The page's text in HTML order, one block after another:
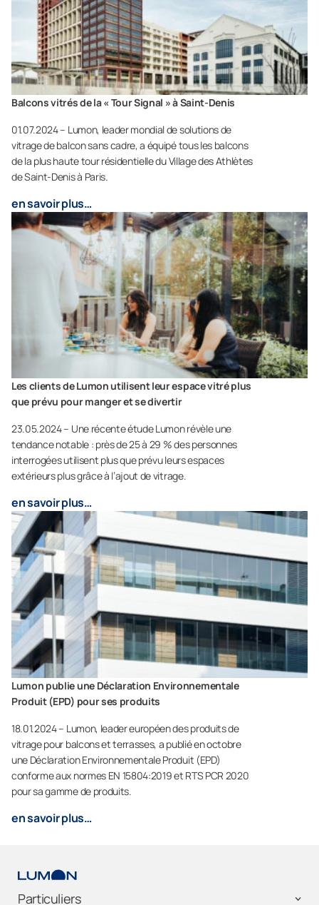
Balcons vitrés de la « Tour Signal » à Saint-Denis
01.07.2024 – Lumon, leader mondial de solutions de
vitrage de balcon sans cadre, a équipé tous les balcons
de la plus haute tour résidentielle du Village des Athlètes
de Saint-Denis à Paris.
en savoir plus…
Les clients de Lumon utilisent leur espace vitré plus
que prévu pour manger et se divertir
23.05.2024 – Une récente étude Lumon révèle une
tendance notable : près de 25 à 29 % des personnes
interrogées utilisent plus que prévu leurs espaces
extérieurs plus grâce à l’ajout de vitrage.
en savoir plus…
Lumon publie une Déclaration Environnementale
Produit (EPD) pour ses produits
18.01.2024 – Lumon, leader européen des produits de
vitrage pour balcons et terrasses, a publié en octobre
une Déclaration Environnementale Produit (EPD)
conforme aux normes EN 15804:2019 et RTS PCR 2020
pour sa gamme de produits.
en savoir plus…
Particuliers